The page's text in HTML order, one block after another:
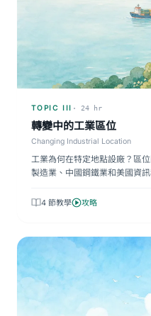
TOPIC III · 24 hr
轉變中的工業區位
Changing Industrial Location
工業為何在特定地點設廠？區
製造業、中國鋼鐵業和美國資
4 節教學 攻略